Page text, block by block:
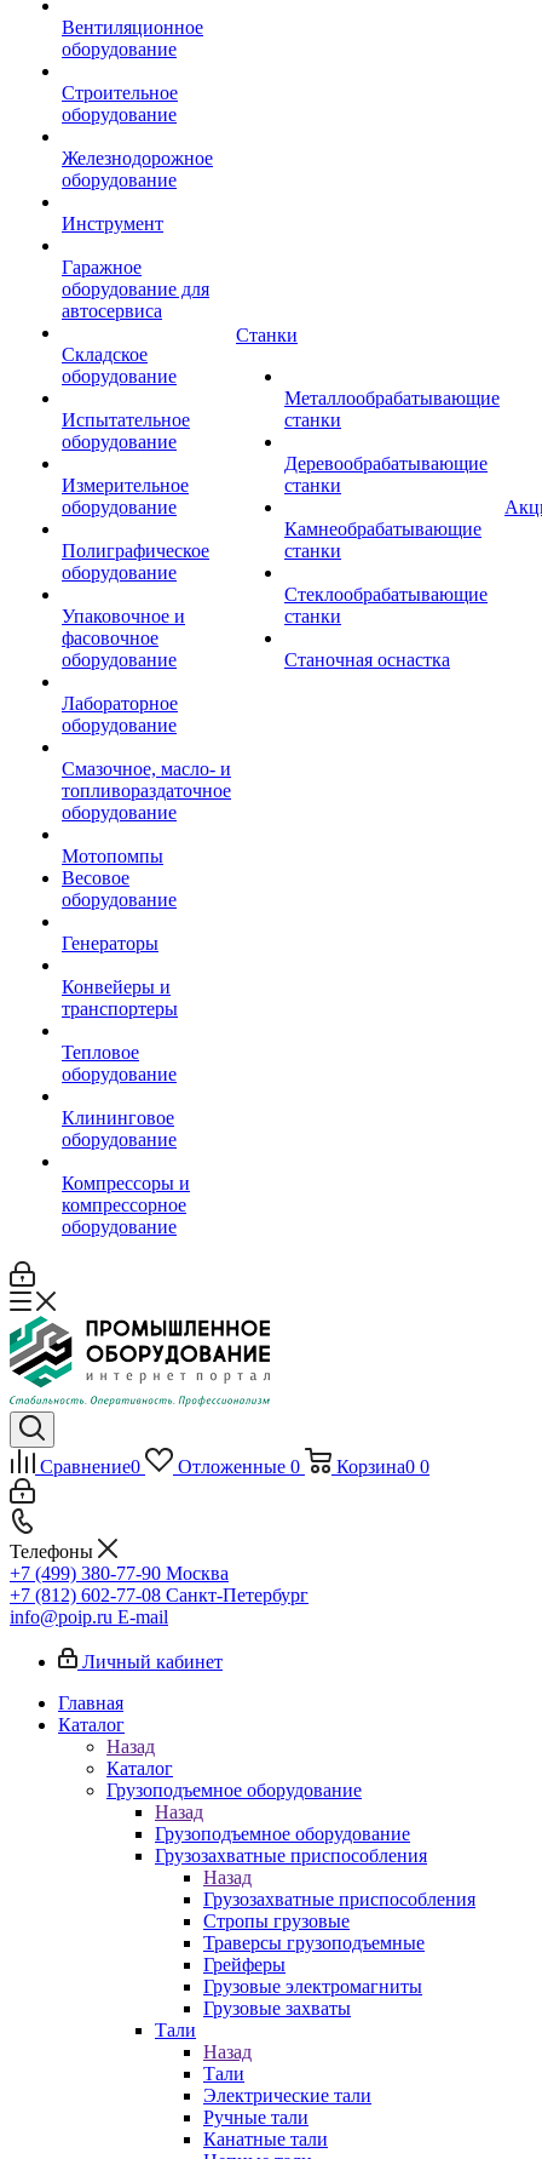
Вентиляционное
оборудование
Строительное
оборудование
Железнодорожное
оборудование
Инструмент
Гаражное
оборудование для
автосервиса
Складское
оборудование
Испытательное
оборудование
Измерительное
оборудование
Полиграфическое
оборудование
Упаковочное и
фасовочное
оборудование
Лабораторное
оборудование
Смазочное, масло- и
топливораздаточное
оборудование
Мотопомпы
Весовое
оборудование
Генераторы
Конвейеры и
транспортеры
Тепловое
оборудование
Клининговое
оборудование
Компрессоры и
компрессорное
оборудование
Станки
Металлообрабатывающие
станки
Деревообрабатывающие
станки
Камнеобрабатывающие
станки
Стеклообрабатывающие
станки
Станочная оснастка
Сравнение0 Отложенные 0 Корзина0 0
Телефоны
+7 (499) 380-77-90 Москва
+7 (812) 602-77-08 Санкт-Петербург
info@poip.ru E-mail
Личный кабинет
Главная
Каталог
Назад
Каталог
Грузоподъемное оборудование
Назад
Грузоподъемное оборудование
Грузозахватные приспособления
Назад
Грузозахватные приспособления
Стропы грузовые
Траверсы грузоподъемные
Грейферы
Грузовые электромагниты
Грузовые захваты
Тали
Назад
Тали
Электрические тали
Ручные тали
Канатные тали